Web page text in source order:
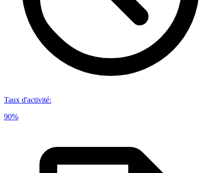
Taux d'activité:
90%